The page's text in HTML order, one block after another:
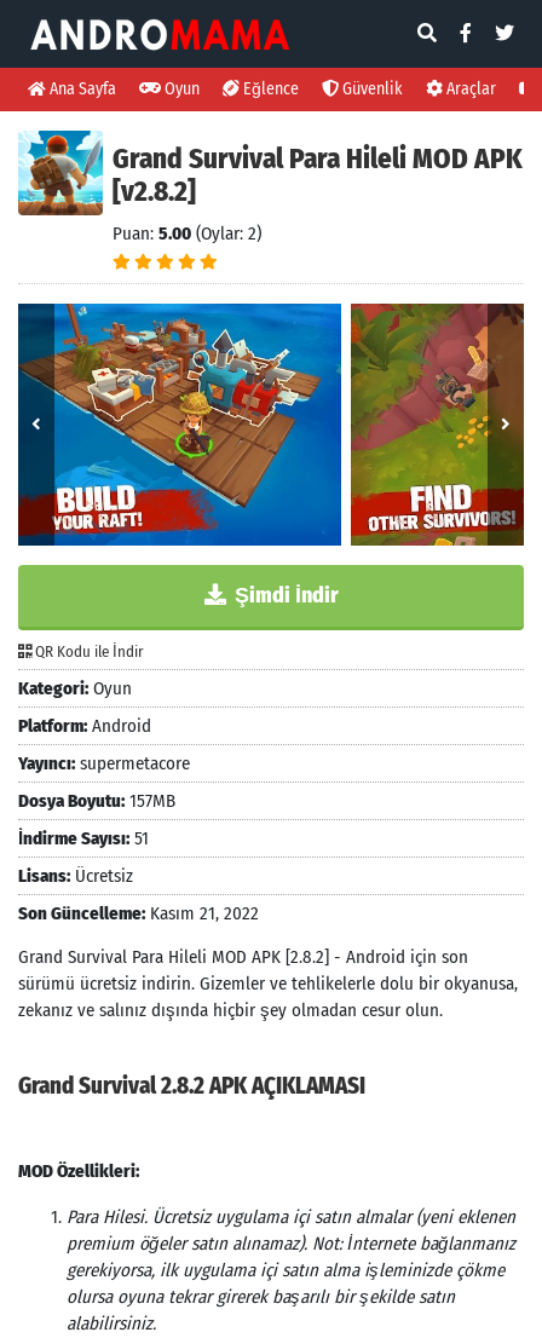
Ana Sayfa Oyun Eğlence Güvenlik Araçlar
Grand Survival Para Hileli MOD APK
[v2.8.2]
Puan: 5.00 (Oylar: 2)
Şimdi İndir
QR Kodu ile İndir
Kategori: Oyun
Platform: Android
Yayıncı: supermetacore
Dosya Boyutu: 157MB
İndirme Sayısı: 51
Lisans: Ücretsiz
Son Güncelleme: Kasım 21, 2022
Grand Survival Para Hileli MOD APK [2.8.2] - Android için son
sürümü ücretsiz indirin. Gizemler ve tehlikelerle dolu bir okyanusa,
zekanız ve salınız dışında hiçbir şey olmadan cesur olun.
Grand Survival 2.8.2 APK AÇIKLAMASI
MOD Özellikleri:
Para Hilesi. Ücretsiz uygulama içi satın almalar (yeni eklenen
premium öğeler satın alınamaz). Not: İnternete bağlanmanız
gerekiyorsa, ilk uygulama içi satın alma işleminizde çökme
olursa oyuna tekrar girerek başarılı bir şekilde satın
alabilirsiniz.